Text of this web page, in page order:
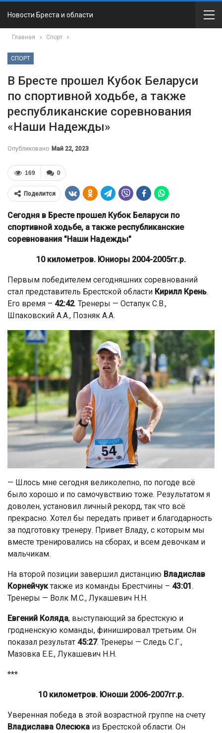
Новости Бреста и области
Главная Спорт
СПОРТ
В Бресте прошел Кубок Беларуси
по спортивной ходьбе, а также
республиканские соревнования
«Наши Надежды»
Опубликовано Май 22, 2023
0
169
Поделится
Сегодня в Бресте прошел Кубок Беларуси по
спортивной ходьбе, а также республиканские
соревнования "Наши Надежды"
10 километров. Юниоры 2004-2005гг.р.
Первым победителем сегодняшних соревнований
стал представитель Брестской области Кирилл Крень.
Его время – 42:42. Тренеры — Остапук С.В.,
Шпаковский А.А., Позняк А.А.
— Шлось мне сегодня великолепно, по погоде всё
было хорошо и по самочувствию тоже. Результатом я
доволен, установил личный рекорд, так что всё
прекрасно. Хотел бы передать привет и благодарность
за подготовку тренеру. Привет Владу, с которым мы
вместе тренировались на сборах, и всем девочкам и
мальчикам.
На второй позиции завершил дистанцию Владислав
Корнейчук также из команды Брестчины – 43:01.
Тренеры — Волк М.С., Лукашевич Н.Н.
Евгений Коляда, выступающий за брестскую и
гродненскую команды, финишировал третьим. Он
показал результат 45:27. Тренеры — Следь С.Г.,
Мазовка Е.Е., Лукашевич Н.Н.
***
10 километров. Юноши 2006-2007гг.р.
Уверенная победа в этой возрастной группе на счету
Владислава Олесюка из Брестской области. Он